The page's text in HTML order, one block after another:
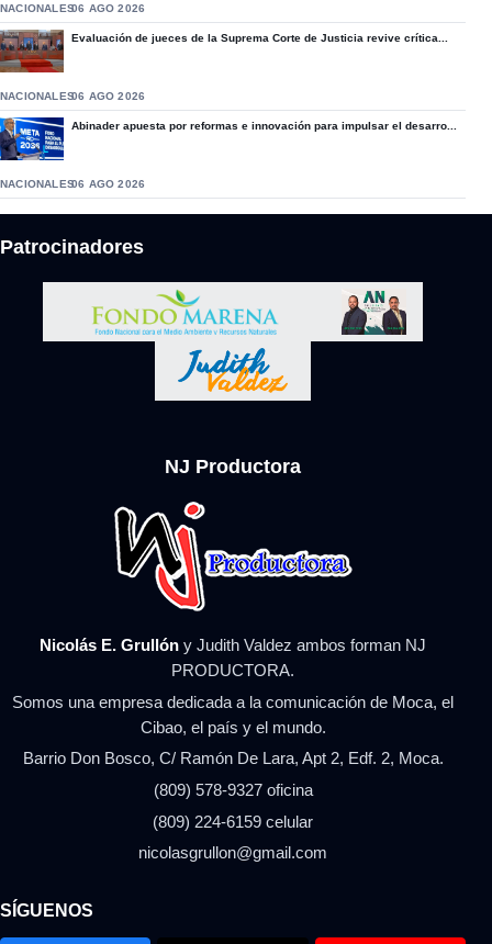
NACIONALES06 AGO 2026
Evaluación de jueces de la Suprema Corte de Justicia revive crítica...
NACIONALES06 AGO 2026
Abinader apuesta por reformas e innovación para impulsar el desarro...
NACIONALES06 AGO 2026
Patrocinadores
NJ Productora
Nicolás E. Grullón y Judith Valdez ambos forman NJ
PRODUCTORA.
Somos una empresa dedicada a la comunicación de Moca, el
Cibao, el país y el mundo.
Barrio Don Bosco, C/ Ramón De Lara, Apt 2, Edf. 2, Moca.
(809) 578-9327 oficina
(809) 224-6159 celular
nicolasgrullon@gmail.com
SÍGUENOS